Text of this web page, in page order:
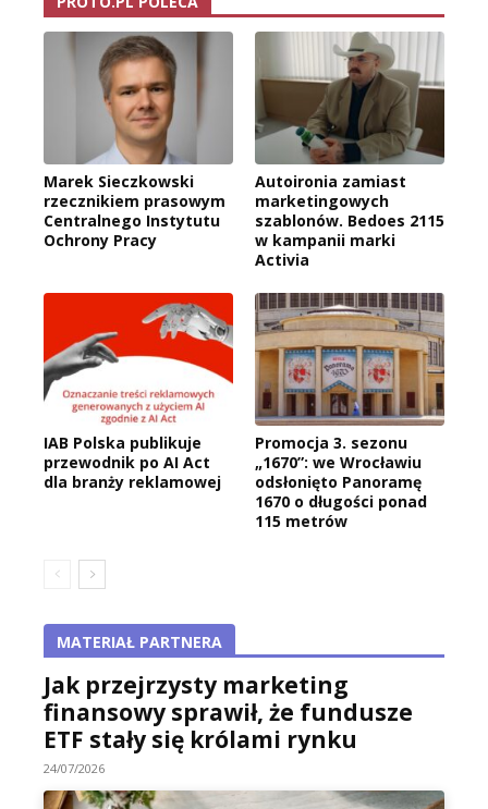
Marek Sieczkowski
rzecznikiem prasowym
Centralnego Instytutu
Ochrony Pracy
Autoironia zamiast
marketingowych
szablonów. Bedoes 2115
w kampanii marki
Activia
IAB Polska publikuje
przewodnik po AI Act
dla branży reklamowej
Promocja 3. sezonu
„1670”: we Wrocławiu
odsłonięto Panoramę
1670 o długości ponad
115 metrów
MATERIAŁ PARTNERA
Jak przejrzysty marketing
finansowy sprawił, że fundusze
ETF stały się królami rynku
24/07/2026